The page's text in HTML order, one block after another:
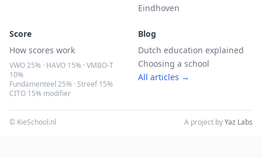
Eindhoven
Score
How scores work
VWO 25% · HAVO 15% · VMBO-T
10%
Fundamenteel 25% · Streef 15%
CITO 15% modifier
Blog
Dutch education explained
Choosing a school
All articles →
© KieSchool.nl A project byYaz Labs